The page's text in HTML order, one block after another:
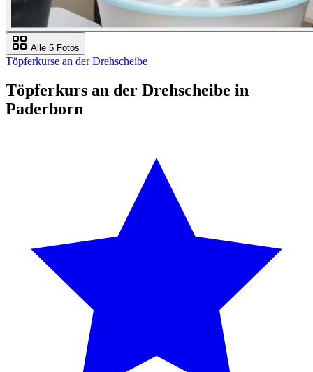
Alle 5 Fotos
Töpferkurse an der Drehscheibe
Töpferkurs an der Drehscheibe in
Paderborn